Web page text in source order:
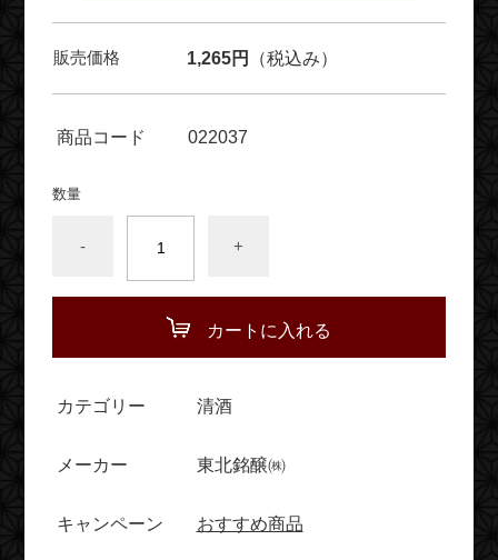
販売価格 1,265円 （税込み）
商品コード 022037
数量
- +
カートに入れる
カテゴリー 清酒
メーカー 東北銘醸㈱
キャンペーン おすすめ商品